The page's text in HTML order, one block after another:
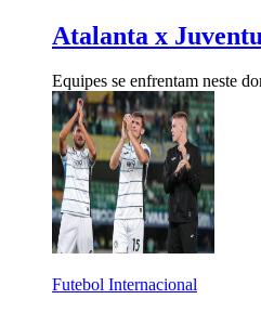
Atalanta x
Equipes se enfrentam neste
Futebol Internacional